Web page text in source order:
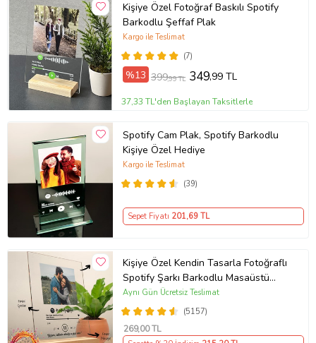
Kişiye Özel Fotoğraf Baskılı Spotify
Barkodlu Şeffaf Plak
(7)
Kargo ile Teslimat
%13 399,99 TL 349,99 TL
37,33 TL'den Başlayan Taksitlerle
Spotify Cam Plak, Spotify Barkodlu
Kişiye Özel Hediye
(39)
Kargo ile Teslimat
Sepet Fiyatı 201,69 TL
Kişiye Özel Kendin Tasarla Fotoğraflı
Spotify Şarkı Barkodlu Masaüstü
Plak Fotoğraf Çerçevesi
(5157)
Aynı Gün Ücretsiz Teslimat
269,00 TL